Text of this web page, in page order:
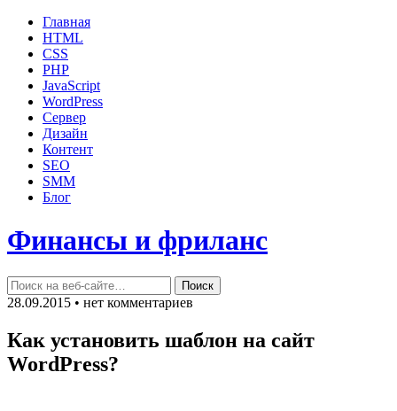
Главная
HTML
CSS
PHP
JavaScript
WordPress
Сервер
Дизайн
Контент
SEO
SMM
Блог
Финансы и фриланс
28.09.2015 • нет комментариев
Как установить шаблон на сайт
WordPress?